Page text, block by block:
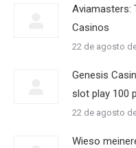
Aviamasters:
Casinos
22 de agosto
Genesis
slot play 100
22 de agosto
Wieso